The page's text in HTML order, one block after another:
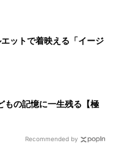
エットで着映える「イージ
もの記憶に一生残る【極
Recommended by